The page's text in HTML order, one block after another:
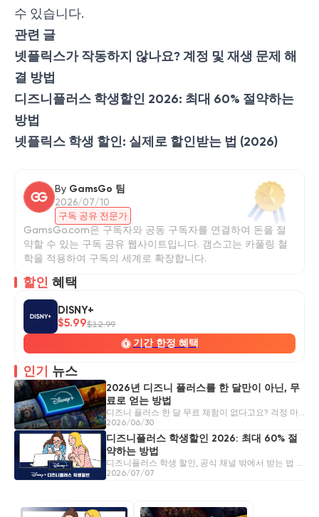
수 있습니다.
관련 글
넷플릭스가 작동하지 않나요? 계정 및 재생 문제 해
결 방법
디즈니플러스 학생할인 2026: 최대 60% 절약하는
방법
넷플릭스 학생 할인: 실제로 할인받는 법 (2026)
By GamsGo 팀
2026/07/10
구독 공유 전문가
GamsGo.com은 구독자와 공동 구독자를 연결하여 돈을 절
약할 수 있는 구독 공유 웹사이트입니다. 갬스고는 카풀링 철
학을 적용하여 구독의 세계로 확장합니다.
할인 혜택
DISNY+
$5.99$12.99
기간 한정 혜택
인기 뉴스
2026년 디즈니 플러스를 한 달만이 아닌, 무
료로 얻는 방법
디즈니 플러스 한 달 무료 체험이 없다고요? 걱정 마
세요! 디즈니 플러스를 더 오래 무료로 이용할 수 있는
다양한 방법을 소개합니다. 2026년 최신 실용 꿀팁!
2026/06/30
디즈니플러스 학생할인 2026: 최대 60% 절
약하는 방법
디즈니플러스 학생 할인, 공식 채널 밖에서 받는 법 총
정리. 2026년 매월 60% 절약하고 프리미엄을 즐기는
2026/07/07